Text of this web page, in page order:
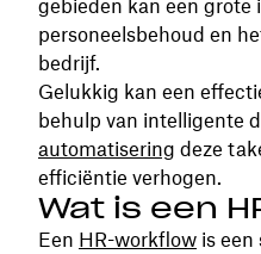
gebieden kan een
personeelsbehoud en
bedrijf.
Gelukkig kan een
behulp van intelligente
automatisering deze
efficiëntie verhogen.
Wat is een
Een HR-workflow is een